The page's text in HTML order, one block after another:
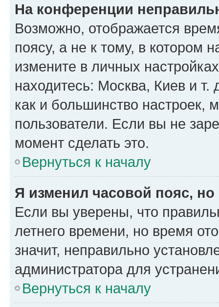
На конференции
Возможно, отображается
поясу, а не к тому, в котором
измените в личных
находитесь: Москва, Киев и т.
как и большинство настроек,
пользователи. Если вы не
момент сделать это.
Вернуться к началу
Я изменил часовой пояс,
Если вы уверены, что
летнего времени, но время
значит, неправильно
администратора для
Вернуться к началу